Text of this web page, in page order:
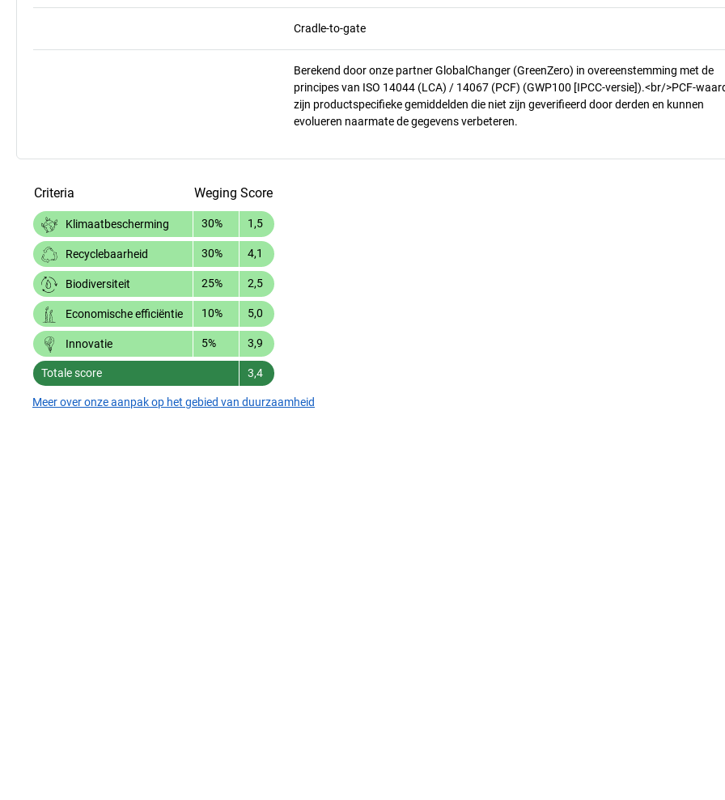
Cradle-to-gate
Berekend door onze partner GlobalChanger (GreenZero) in overeenstemming met de
principes van ISO 14044 (LCA) / 14067 (PCF) (GWP100 [IPCC-versie]).<br/>PCF-
zijn productspecifieke gemiddelden die niet zijn geverifieerd door derden en kunnen
evolueren naarmate de gegevens verbeteren.
Criteria Weging Score
Klimaatbescherming 30% 1,5
Recyclebaarheid 30% 4,1
Biodiversiteit 25% 2,5
Economische efficiëntie 10% 5,0
Innovatie 5% 3,9
Totale score 3,4
Meer over onze aanpak op het gebied van duurzaamheid